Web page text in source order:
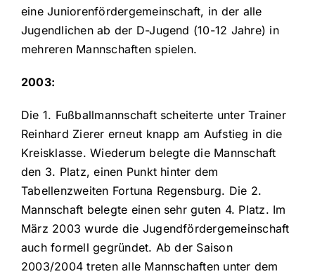
eine Juniorenfördergemeinschaft, in der alle
Jugendlichen ab der D-Jugend (10-12 Jahre) in
mehreren Mannschaften spielen.
2003:
Die 1. Fußballmannschaft scheiterte unter Trainer
Reinhard Zierer erneut knapp am Aufstieg in die
Kreisklasse. Wiederum belegte die Mannschaft
den 3. Platz, einen Punkt hinter dem
Tabellenzweiten Fortuna Regensburg. Die 2.
Mannschaft belegte einen sehr guten 4. Platz. Im
März 2003 wurde die Jugendfördergemeinschaft
auch formell gegründet. Ab der Saison
2003/2004 treten alle Mannschaften unter dem